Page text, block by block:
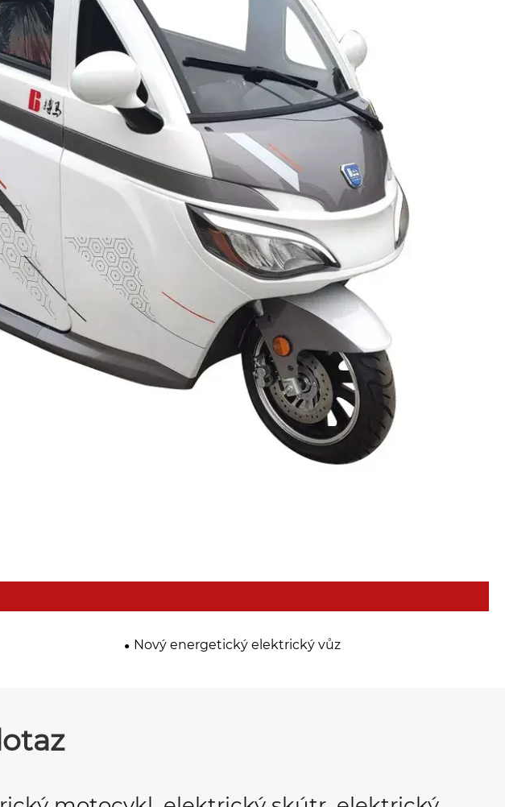
Nový energetický elektrický vůz